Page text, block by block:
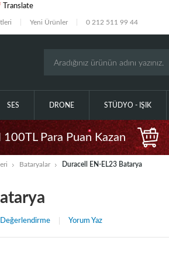
Translate
Yeni Ürünler 0 212 511 99 44
SES DRONE STÜDYO - IŞIK
Para Puan Kazan
Bataryalar Duracell EN-EL23 Batarya
Yorum Yaz